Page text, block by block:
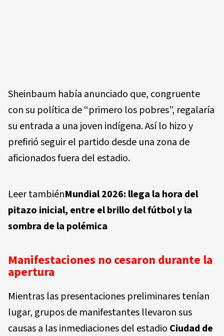
Sheinbaum había anunciado que, congruente
con su política de “primero los pobres”, regalaría
su entrada a una joven indígena. Así lo hizo y
prefirió seguir el partido desde una zona de
aficionados fuera del estadio.
Leer tambiénMundial 2026: llega la hora del
pitazo inicial, entre el brillo del fútbol y la
sombra de la polémica
Manifestaciones no cesaron durante la
apertura
Mientras las presentaciones preliminares tenían
lugar, grupos de manifestantes llevaron sus
causas a las inmediaciones del estadio Ciudad de